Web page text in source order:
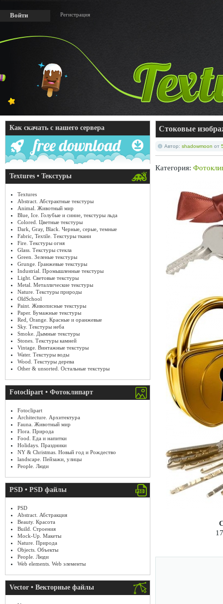
Войти Регистрация
Как скачать с нашего сервера
Textures • Текстуры
Textures
Abstract. Абстрактные текстуры
Animal. Животный мир
Blue, Ice. Голубые и синие, текстуры льда
Colored. Цветные текстуры
Dark, Gray, Black. Черные, серые, темные
Fabric, Textile. Текстуры ткани
Fire. Текстуры огня
Glass. Текстуры стекла
Green. Зеленые текстуры
Grunge. Гранжевые текстуры
Industrial. Промышленные текстуры
Light. Световые текстуры
Metal. Металлические текстуры
Nature. Текстуры природы
OldSchool
Paint. Живописные текстуры
Paper. Бумажные текстуры
Red, Orange. Красные и оранжевые
Sky. Текстуры неба
Smoke. Дымные текстуры
Stones. Текстуры камней
Vintage. Винтажные текстуры
Water. Текстуры воды
Wood. Текстуры дерева
Other & unsorted. Остальные текстуры
Fotoclipart • Фотоклипарт
Fotoclipart
Architecture. Архитектура
Fauna. Животный мир
Flora. Природа
Food. Еда и напитки
Holidays. Праздники
NY & Christmas. Новый год и Рождество
landscape. Пейзажи, улицы
People. Люди
PSD • PSD файлы
PSD
Abstract. Абстракция
Beauty. Красота
Build. Строения
Mock-Up. Макеты
Nature. Природа
Objects. Объекты
People. Люди
Web elements. Web элементы
Vector • Векторные файлы
Стоковые
Автор: shadowmoon от
Категория: